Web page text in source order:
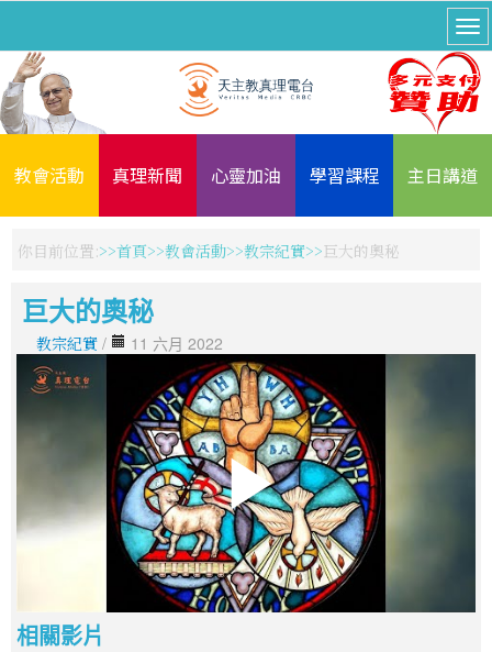
教會活動 真理新聞 心靈加油 學習課程 主日講道
你目前位置: 首頁 教會活動 教宗紀實 巨大的奧秘
巨大的奧秘
教宗紀實 / 11 六月 2022
相關影片